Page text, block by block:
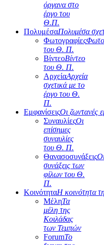
όργανα στο
έργο του
Θ.Π.
ΠολυμέσαΠολυμέσα
Φωτογραφίες
του Θ. Π.
ΒίντεοΒίντεο
του Θ. Π.
ΑρχείαΑρχεία
σχετικά με το
έργο του Θ.
Π.
ΕμφανίσειςΟι ζωντανές
ΣυναυλίεςΟι
επίσημες
συναυλίες
του Θ. Π.
Θανασοσυνάξεις
συνάξεις των
φίλων του Θ.
Π.
ΚοινότηταΗ κοινότητα
ΜέληΤα
μέλη της
Κοιλάδας
των Τεμπών
ForumΤο